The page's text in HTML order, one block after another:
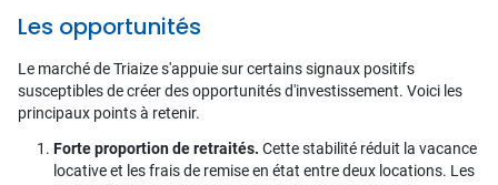
Les opportunités
Le marché de Triaize s'appuie sur certains signaux positifs
susceptibles de créer des opportunités d'investissement. Voici les
principaux points à retenir.
Forte proportion de retraités. Cette stabilité réduit la vacance
locative et les frais de remise en état entre deux locations. Les